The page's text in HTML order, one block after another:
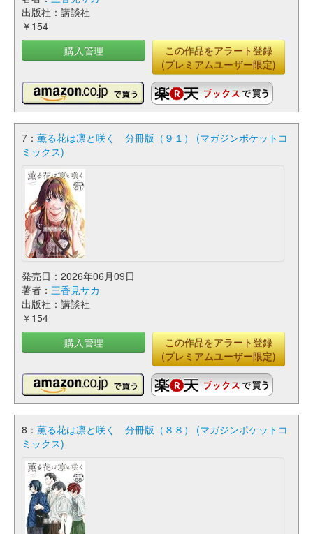
出版社：講談社
￥154
購入管理
この作品をアラート登録
(プレミアムユーザー限定)
7： 薫る花は凛と咲く 分冊版（９１） (マガジンポケットコ
ミックス)
発売日：2026年06月09日
著者： 三香見サカ
出版社：講談社
￥154
購入管理
この作品をアラート登録
(プレミアムユーザー限定)
8： 薫る花は凛と咲く 分冊版（８８） (マガジンポケットコ
ミックス)